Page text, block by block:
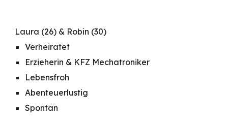
Laura (26) & Robin (30)
Verheiratet
Erzieherin & KFZ Mechatroniker
Lebensfroh
Abenteuerlustig
Spontan